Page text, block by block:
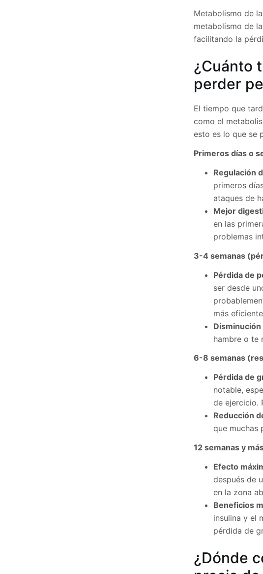
Metabolismo de
metabolismo de
facilitando la
¿Cuánto
perder
El tiempo que
como el
esto es lo que se
Primeros días o
Regulación
primeros
ataques de
Mejor
en las
problemas
3-4 semanas
Pérdida de
ser desde
más
hambre o te
6-8 semanas
Pérdida de
notable,
de ejercicio.
Reducción
que muchas
12 semanas y
Efecto
después de
en la zona
Beneficios
insulina y el
pérdida de
¿Dónde